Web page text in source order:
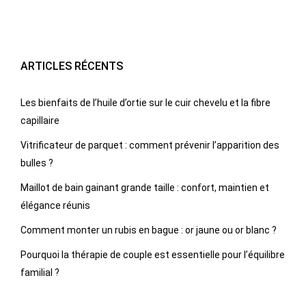
ARTICLES RÉCENTS
Les bienfaits de l’huile d’ortie sur le cuir chevelu et la fibre
capillaire
Vitrificateur de parquet : comment prévenir l’apparition des
bulles ?
Maillot de bain gainant grande taille : confort, maintien et
élégance réunis
Comment monter un rubis en bague : or jaune ou or blanc ?
Pourquoi la thérapie de couple est essentielle pour l’équilibre
familial ?